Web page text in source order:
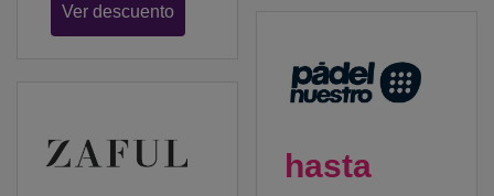
Ver descuento
hasta